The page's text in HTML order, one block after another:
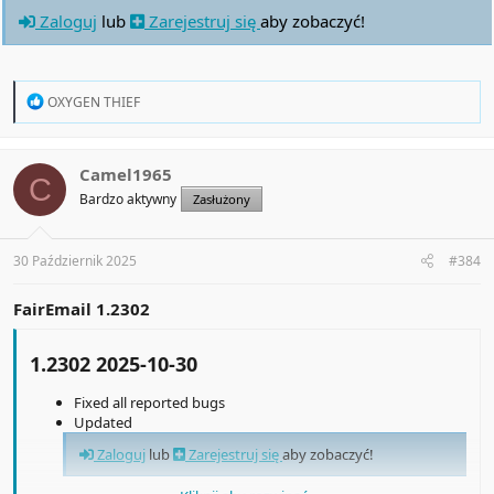
Zaloguj lub Zarejestruj się aby zobaczyć!
R
t
i
o
s
:
OXYGEN THIEF
C Camel1965
Bardzo aktywny Zasłużony
30 Październik 2025 #384
FairEmail 1.2302
1.2302 2025-10-30​
Fixed all reported bugs
Updated
Zaloguj lub Zarejestruj sięaby zobaczyć!